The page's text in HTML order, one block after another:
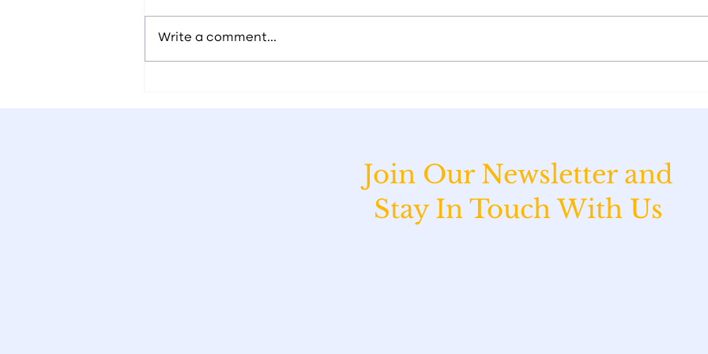
Write a comment...
Join Our Newsletter and
Stay In Touch With Us